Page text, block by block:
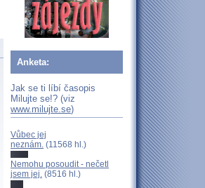
Anketa:
Jak se ti líbí časopis
Milujte se!? (viz
www.milujte.se)
Vůbec jej
neznám. (11568 hl.)
Nemohu posoudit - nečetl
jsem jej. (8516 hl.)